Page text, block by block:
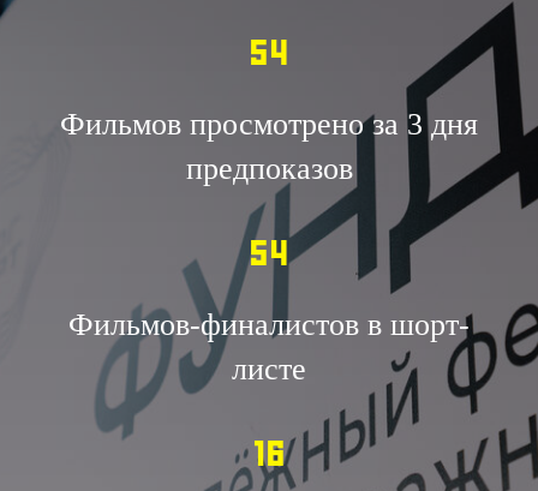
54
Фильмов просмотрено за 3 дня
предпоказов
54
Фильмов-финалистов в шорт-
листе
16